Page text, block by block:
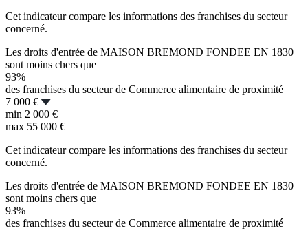
Cet indicateur compare les informations des franchises du secteur
concerné.
Les droits d'entrée de MAISON BREMOND FONDEE EN 1830
sont moins chers que
93%
des franchises du secteur de Commerce alimentaire de proximité
7 000 €
min 2 000 €
max 55 000 €
Cet indicateur compare les informations des franchises du secteur
concerné.
Les droits d'entrée de MAISON BREMOND FONDEE EN 1830
sont moins chers que
93%
des franchises du secteur de Commerce alimentaire de proximité